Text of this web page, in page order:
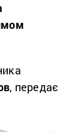
, передає